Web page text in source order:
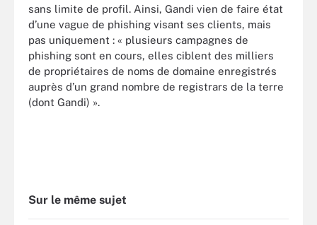
sans limite de profil. Ainsi, Gandi vien de faire état
d’une vague de phishing visant ses clients, mais
pas uniquement : « plusieurs campagnes de
phishing sont en cours, elles ciblent des milliers
de propriétaires de noms de domaine enregistrés
auprès d’un grand nombre de registrars de la terre
(dont Gandi) ».
Sur le même sujet